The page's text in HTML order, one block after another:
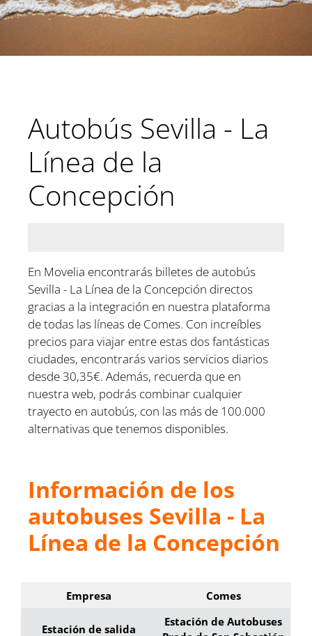
Autobús Sevilla - La
Línea de la
Concepción
En Movelia encontrarás billetes de autobús
Sevilla - La Línea de la Concepción directos
gracias a la integración en nuestra plataforma
de todas las líneas de Comes. Con increíbles
precios para viajar entre estas dos fantásticas
ciudades, encontrarás varios servicios diarios
desde 30,35€. Además, recuerda que en
nuestra web, podrás combinar cualquier
trayecto en autobús, con las más de 100.000
alternativas que tenemos disponibles.
Información de los
autobuses Sevilla - La
Línea de la Concepción
Empresa Comes
Estación de salida
Estación de Autobuses